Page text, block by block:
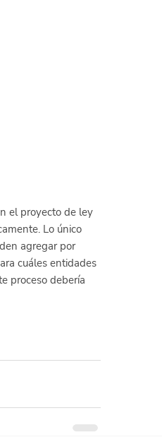
el proyecto de ley
Lo único
agregar por
cuáles entidades
proceso debería